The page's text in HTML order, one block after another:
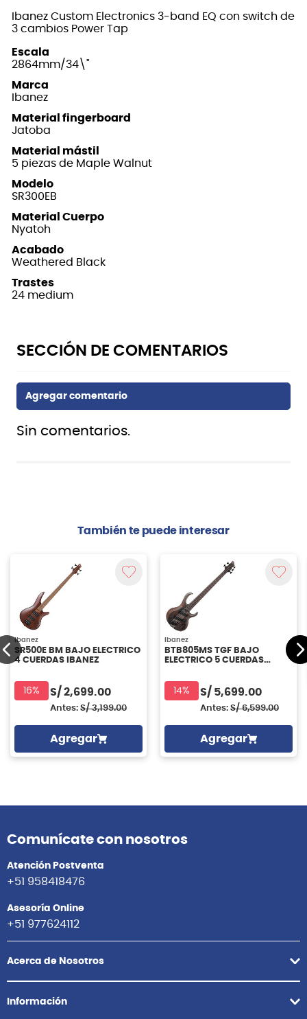
Ibanez Custom Electronics 3-band EQ con switch de
3 cambios Power Tap
Escala
2864mm/34\"
Marca
Ibanez
Material fingerboard
Jatoba
Material mástil
5 piezas de Maple Walnut
Modelo
SR300EB
Material Cuerpo
Nyatoh
Acabado
Weathered Black
Trastes
24 medium
Sin comentarios.
También te puede interesar
Ibanez
SR500E BM BAJO ELECTRICO
4 CUERDAS IBANEZ
16% S/ 2,699.00
Antes: S/ 3,199.00
Agregar
Ibanez
BTB805MS TGF BAJO
ELECTRICO 5 CUERDAS
14% S/ 5,699.00
Antes: S/ 6,599.00
Agregar
Comunícate con nosotros
Atención Postventa
+51 958418476
Asesoría Online
+51 977624112
Acerca de Nosotros
Información